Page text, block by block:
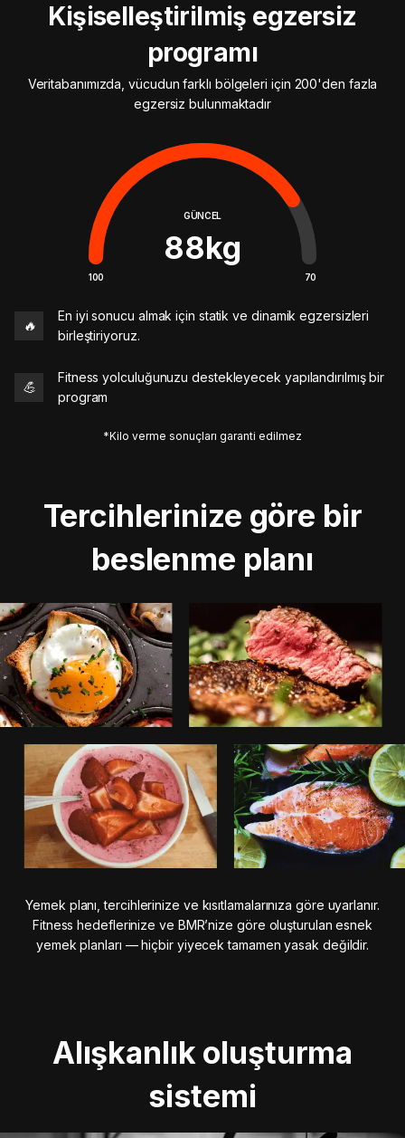
Kişiselleştirilmiş egzersiz
programı
Veritabanımızda, vücudun farklı bölgeleri için 200'den fazla
egzersiz bulunmaktadır
GÜNCEL
88kg
100 70
🔥
En iyi sonucu almak için statik ve dinamik egzersizleri
birleştiriyoruz.
💪
Fitness yolculuğunuzu destekleyecek yapılandırılmış bir
program
*Kilo verme sonuçları garanti edilmez
Tercihlerinize göre bir
beslenme planı
Yemek planı, tercihlerinize ve kısıtlamalarınıza göre uyarlanır.
Fitness hedeflerinize ve BMR’nize göre oluşturulan esnek
yemek planları — hiçbir yiyecek tamamen yasak değildir.
Alışkanlık oluşturma
sistemi